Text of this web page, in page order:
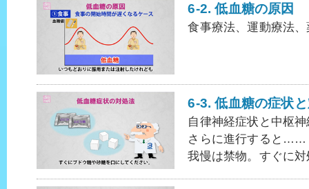
6-2. 低血糖の原因
食事療法、運動療法
6-3. 低血糖の症状
自律神経症状と中枢
さらに進行すると……
我慢は禁物。すぐに